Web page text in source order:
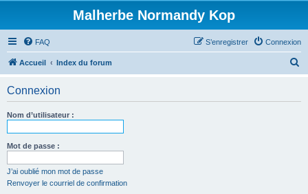
Malherbe Normandy Kop
FAQ Connexion
S’enregistrer
Accueil Index du forum
Connexion
Nom d’utilisateur :
Mot de passe :
J’ai oublié mon mot de passe
Renvoyer le courriel de confirmation